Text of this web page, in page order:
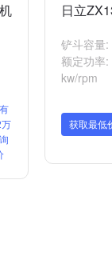
日立
铲斗容量
额定功率
kw/rpm
获取最低